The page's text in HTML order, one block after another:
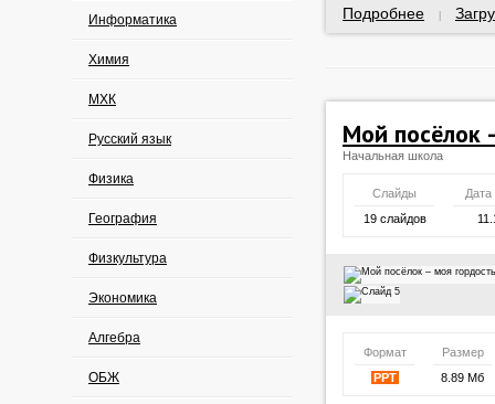
Информатика
Химия
МХК
Русский язык
Физика
География
Физкультура
Экономика
Алгебра
ОБЖ
Подробнее
Мой посёлок
Начальная школа
Слайды
Дата
19 слайдов
Формат
Размер
PPT
8.89 Мб